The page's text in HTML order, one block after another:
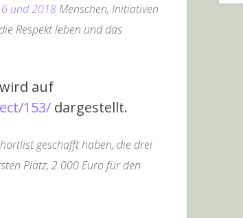
und 2018Menschen, Initiativen
Respekt leben und das
auf
153/ dargestellt.
geschafft haben, die drei
Platz, 2.000 Euro für den